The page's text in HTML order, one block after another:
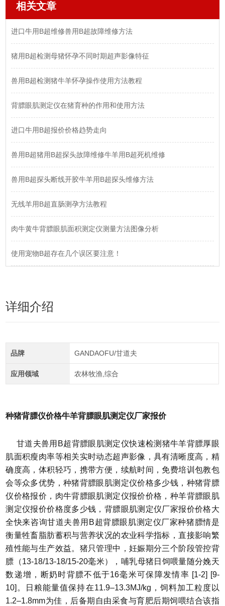
相关文章
进口牛用B超维修兽用B超故障维修方法
猪用B超检测母猪怀孕不同时期超声影像特征
兽用B超检测猪牛羊怀孕操作使用方法教程
背膘眼肌测定仪在猪育种的作用和使用方法
进口牛用B超报价价格趋势走向
兽用B超猪用B超探头故障维修牛羊用B超死机维修
兽用B超探头断线开胶牛羊用B超探头维修方法
无线羊用B超直肠测孕方法教程
肉牛黄牛背膘眼肌面积测定仪测量方法图像分析
使用宠物B超存在几个误区要注意！
详细介绍
品牌 GANDAOFU/甘道夫
应用领域 农林牧渔,综合
种猪背膘仪价格牛羊背膘眼肌测定仪厂家报价
甘道夫兽用B超背膘眼肌测定仪快速检测猪牛羊背膘厚眼
肌面积瘦肉率等相关实时动态超声影像，具有清晰度高，精
确度高，体积轻巧，携带方便，续航时间，免费培训包教包
会等众多优势，种猪背膘眼肌测定仪价格多少钱，种猪背膘
仪价格报价，肉牛背膘眼肌测定仪报价价格，种羊背膘眼肌
测定仪报价价格度多少钱，背膘眼肌测定仪厂家报价价格大
全快来咨询甘道夫兽用B超背膘眼肌测定仪厂家种猪膘情是
衡量牲畜脂肪蓄积与营养状况的农业科学指标，直接影响繁
殖性能与生产效益。猪只管理中，妊娠期分三个阶段管控背
膘（13-18/13-18/15-20毫米），哺乳母猪日饲喂量随分娩天
数递增，断奶时背膘不低于16毫米可保障发情率 [1-2] [9-
10]。日粮能量值保持在11.9–13.3MJ/kg，饲料加工粒度以
1.2–1.8mm为佳，后备期自由采食与育肥后期饲喂结合该指